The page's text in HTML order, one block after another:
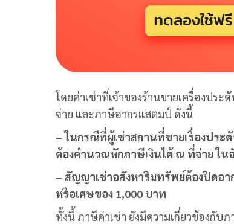
โดยค่าเช่าที่เจ้าของร้านขายเครื่องปร
จ่าย และภาษีอากรแสตมป์ ดังนี้
– ในกรณีที่ผู้เช่าสถานที่ขายเรื่องประ
ต้องคำนวณหักภาษีเงินได้ ณ ที่จ่าย ใน
– สัญญาเช่าอสังหาริมทรัพย์ต้องปิดอ
หรือเศษของ 1,000 บาท
ทั้งนี้ ภาษีค่าเช่า ยังมีความเกี่ยวข้องกับ